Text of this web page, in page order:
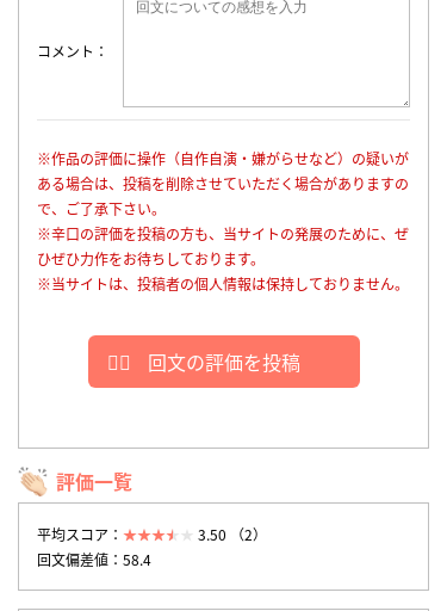
コメント
※作品の評価に操作（自作自演・嫌がらせなど）の疑いが
ある場合は、投稿を削除させていただく場合がありますの
で、ご了承下さい。
※辛口の評価を投稿の方も、当サイトの発展のために、ぜ
ひぜひ力作をお待ちしております。
※当サイトは、投稿者の個人情報は保持しておりません。
回文の評価を投稿
評価一覧
平均スコア：
3.50 （2）
回文偏差値：58.4